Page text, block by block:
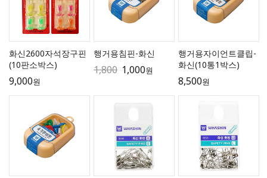
화신2600자석장구핀
(10판소박스)
9,000원
행거용침핀-화신
1,800 1,000원
행거용자이언트클립-
화신(10통1박스)
8,500원